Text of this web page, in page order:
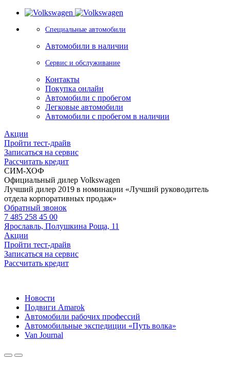
Специальные автомобили
Автомобили в наличии
Сервис и обслуживание
Контакты
Покупка онлайн
Автомобили с пробегом
Легковые автомобили
Автомобили с пробегом в наличии
Акции
Пройти тест-драйв
Записаться на сервис
Рассчитать кредит
СИМ-ХОФ
Официальный дилер Volkswagen
Лучший дилер 2019 в номинации «Лучший руководитель
отдела корпоративных продаж»
Обратный звонок
7 485 258 45 00
Ярославль, Полушкина Роща, 11
Акции
Пройти тест-драйв
Записаться на сервис
Рассчитать кредит
Новости
Подвиги Amarok
Автомобили рабочих профессий
Автомобильные экспедиции «Путь волка»
Van Journal